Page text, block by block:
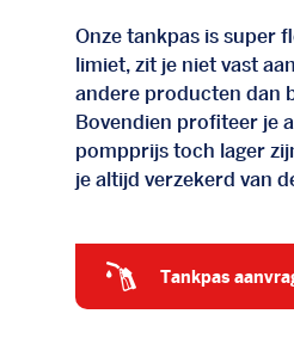
Onze tankpas is super
limiet, zit je niet vast
andere producten dan
Bovendien profiteer je
pompprijs toch lager
je altijd verzekerd van
tankpas